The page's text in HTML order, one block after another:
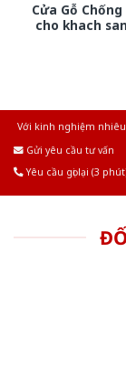
Cửa Gỗ Chống
cho khach
Với kinh nghiệm
Gửi yêu cầu tư vấn
Yêu cầu gọi lại (3